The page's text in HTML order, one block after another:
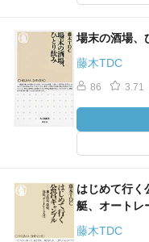
場末の酒場、
藤木TDC
86 3.71
はじめて行く
艇、オートレ
藤木TDC